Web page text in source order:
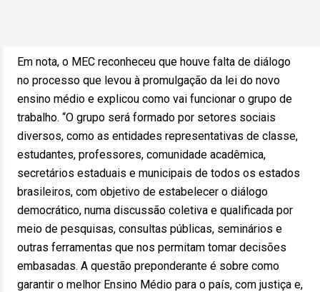
Em nota, o MEC reconheceu que houve falta de diálogo
no processo que levou à promulgação da lei do novo
ensino médio e explicou como vai funcionar o grupo de
trabalho. “O grupo será formado por setores sociais
diversos, como as entidades representativas de classe,
estudantes, professores, comunidade acadêmica,
secretários estaduais e municipais de todos os estados
brasileiros, com objetivo de estabelecer o diálogo
democrático, numa discussão coletiva e qualificada por
meio de pesquisas, consultas públicas, seminários e
outras ferramentas que nos permitam tomar decisões
embasadas. A questão preponderante é sobre como
garantir o melhor Ensino Médio para o país, com justiça e,